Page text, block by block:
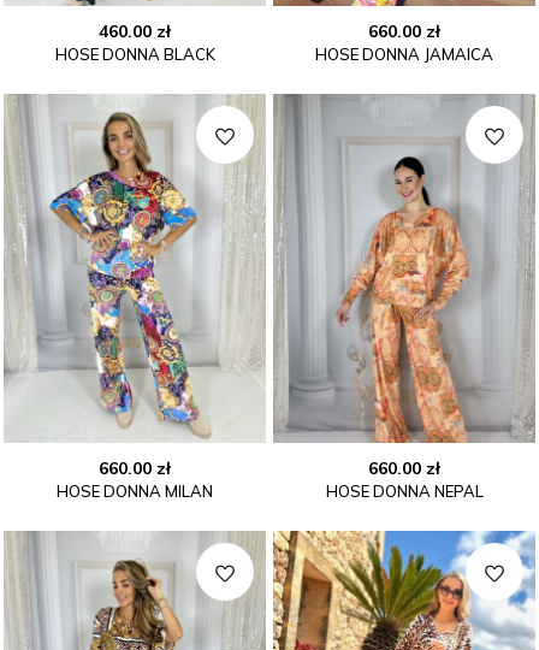
460.00 zł
HOSE DONNA BLACK
660.00 zł
HOSE DONNA JAMAICA
660.00 zł
HOSE DONNA MILAN
660.00 zł
HOSE DONNA NEPAL